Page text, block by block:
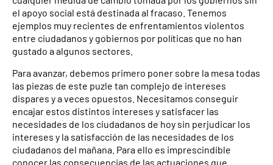
el apoyo social está destinada al fracaso. Tenemos
ejemplos muy recientes de enfrentamientos violentos
entre ciudadanos y gobiernos por políticas que no han
gustado a algunos sectores.
Para avanzar, debemos primero poner sobre la mesa todas
las piezas de este puzle tan complejo de intereses
dispares y a veces opuestos. Necesitamos conseguir
encajar estos distintos intereses y satisfacer las
necesidades de los ciudadanos de hoy sin perjudicar los
intereses y la satisfacción de las necesidades de los
ciudadanos del mañana. Para ello es imprescindible
conocer las consecuencias de las actuaciones que